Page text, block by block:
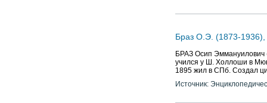
Браз О.Э. (1873-1936),
БРАЗ Осип Эммануилович
учился у Ш. Холлоши в
1895 жил в СПб. Создал
Источник: